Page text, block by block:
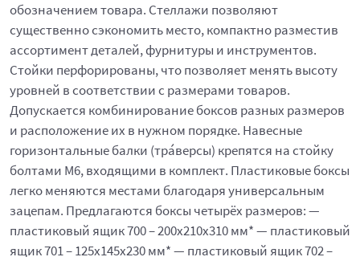
обозначением товара. Стеллажи позволяют
существенно сэкономить место, компактно разместив
ассортимент деталей, фурнитуры и инструментов.
Стойки перфорированы, что позволяет менять высоту
уровней в соответствии с размерами товаров.
Допускается комбинирование боксов разных размеров
и расположение их в нужном порядке. Навесные
горизонтальные балки (тра́версы) крепятся на стойку
болтами М6, входящими в комплект. Пластиковые боксы
легко меняются местами благодаря универсальным
зацепам. Предлагаются боксы четырёх размеров: —
пластиковый ящик 700 – 200x210x310 мм* — пластиковый
ящик 701 – 125x145x230 мм* — пластиковый ящик 702 –